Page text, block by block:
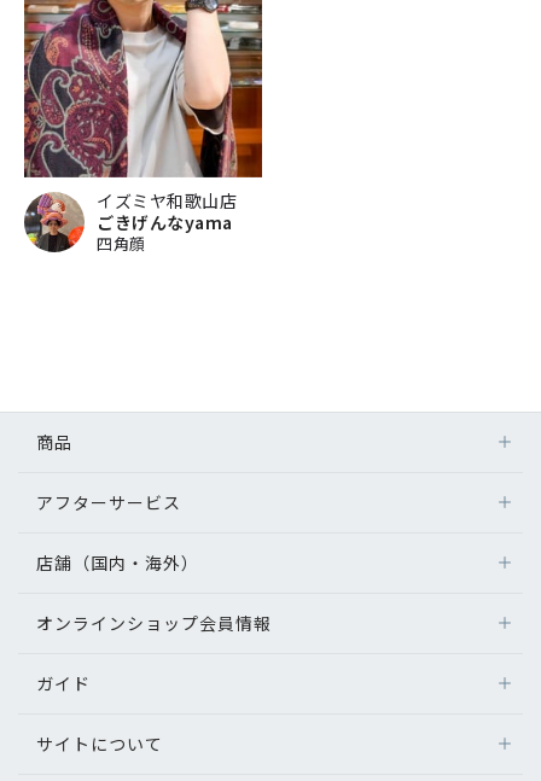
イズミヤ和歌山店
ごきげんなyama
四角顔
商品
アフターサービス
店舗（国内・海外）
オンラインショップ会員情報
ガイド
サイトについて